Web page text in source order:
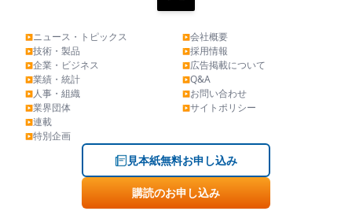
▶ニュース・トピックス
▶技術・製品
▶企業・ビジネス
▶業績・統計
▶人事・組織
▶業界団体
▶連載
▶特別企画
▶会社概要
▶採用情報
▶広告掲載について
▶Q&A
▶お問い合わせ
▶サイトポリシー
見本紙無料お申し込み
購読のお申し込み